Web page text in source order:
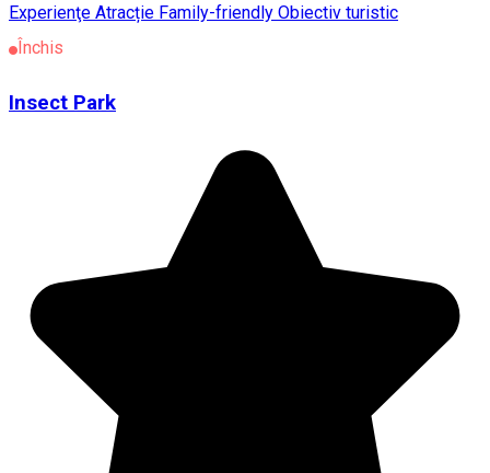
Experienţe Atracție Family-friendly Obiectiv turistic
Închis
Insect Park